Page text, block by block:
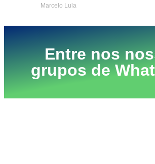
Marcelo Lula
Entre nos
grupos de